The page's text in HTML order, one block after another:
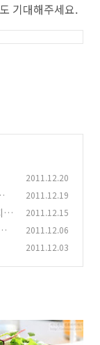
기대해주세요.
2011.12.20
2011.12.19
2011.12.15
2011.12.06
2011.12.03